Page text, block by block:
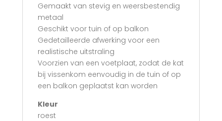
Gemaakt van stevig en weersbestendig
metaal
Geschikt voor tuin of op balkon
Gedetailleerde afwerking voor een
realistische uitstraling
Voorzien van een voetplaat, zodat de kat
bij vissenkom eenvoudig in de tuin of op
een balkon geplaatst kan worden
Kleur
roest